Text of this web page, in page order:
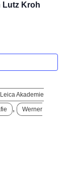
Lutz Kroh
Leica Akademie
, Werner